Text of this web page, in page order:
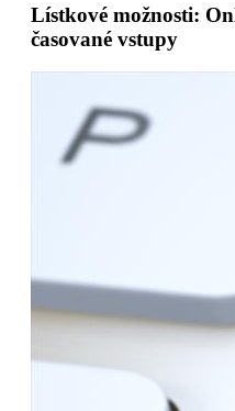
Lístkové možnosti:
časované vstupy